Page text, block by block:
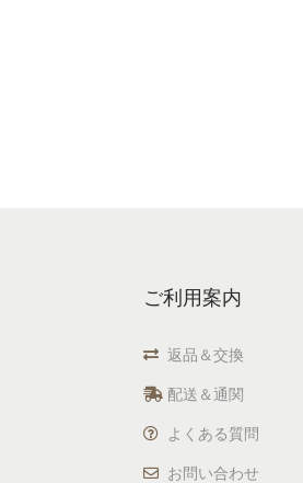
ご利用案内
返品＆交換
配送＆通関
よくある質問
お問い合わせ